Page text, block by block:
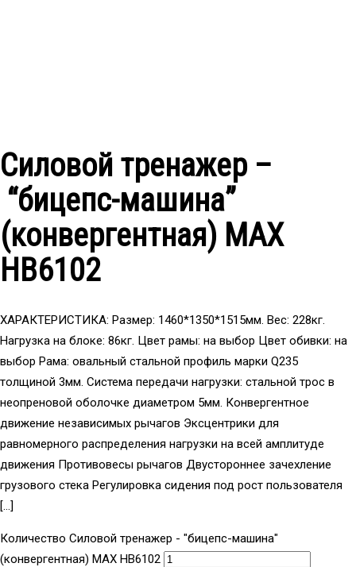
Силовой тренажер –
“бицепс-машина”
(конвергентная) МAX
HB6102
ХАРАКТЕРИСТИКА: Размер: 1460*1350*1515мм. Вес: 228кг.
Нагрузка на блоке: 86кг. Цвет рамы: на выбор Цвет обивки: на
выбор Рама: овальный стальной профиль марки Q235
толщиной 3мм. Система передачи нагрузки: стальной трос в
неопреновой оболочке диаметром 5мм. Конвергентное
движение независимых рычагов Эксцентрики для
равномерного распределения нагрузки на всей амплитуде
движения Противовесы рычагов Двустороннее зачехление
грузового стека Регулировка сидения под рост пользователя
[…]
Количество Силовой тренажер - "бицепс-машина"
(конвергентная) МAX HB6102